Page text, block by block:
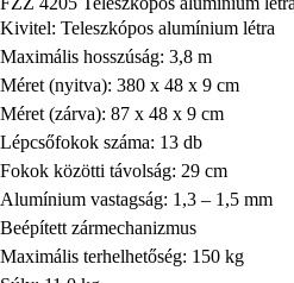
Kivitel: Teleszkópos alumínium létra
Maximális hosszúság: 3,8 m
Méret (nyitva): 380 x 48 x 9 cm
Méret (zárva): 87 x 48 x 9 cm
Lépcsőfokok száma: 13 db
Fokok közötti távolság: 29 cm
Alumínium vastagság: 1,3 – 1,5 mm
Beépített zármechanizmus
Maximális terhelhetőség: 150 kg